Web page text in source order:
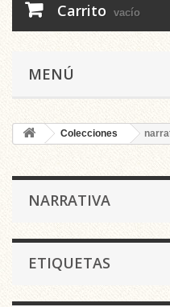
Carrito vacío
MENÚ
Colecciones
NARRATIVA
ETIQUETAS